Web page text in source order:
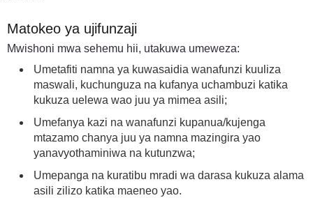
Matokeo ya ujifunzaji
Mwishoni mwa sehemu hii, utakuwa umeweza:
Umetafiti namna ya kuwasaidia wanafunzi kuuliza
maswali, kuchunguza na kufanya uchambuzi katika
kukuza uelewa wao juu ya mimea asili;
Umefanya kazi na wanafunzi kupanua/kujenga
mtazamo chanya juu ya namna mazingira yao
yanavyothaminiwa na kutunzwa;
Umepanga na kuratibu mradi wa darasa kukuza alama
asili zilizo katika maeneo yao.